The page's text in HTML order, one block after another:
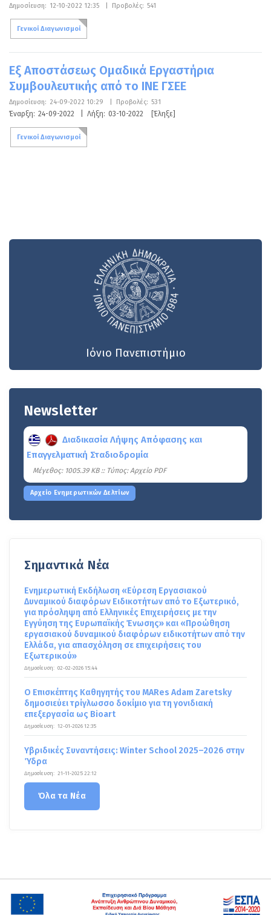
Δημοσίευση: 12-10-2022 12:35 Προβολές: 541
Γενικοί Διαγωνισμοί
Εξ Αποστάσεως Ομαδικά Εργαστήρια
Συμβουλευτικής από το ΙΝΕ ΓΣΕΕ
Δημοσίευση: 24-09-2022 10:29 Προβολές: 531
Έναρξη: 24-09-2022 Λήξη: 03-10-2022 [Έληξε]
Γενικοί Διαγωνισμοί
Ιόνιο Πανεπιστήμιο
Newsletter
Διαδικασία Λήψης Απόφασης και
Επαγγελματική Σταδιοδρομία
Mέγεθος: 1005.39 KB :: Τύπος: Αρχείο PDF
Αρχείο Ενημερωτικών Δελτίων
Σημαντικά Νέα
Ενημερωτική Εκδήλωση «Εύρεση Εργασιακού
Δυναμικού διαφόρων Ειδικοτήτων από το Εξωτερικό,
για πρόσληψη από Ελληνικές Επιχειρήσεις με την
Εγγύηση της Ευρωπαϊκής Ένωσης» και «Προώθηση
εργασιακού δυναμικού διαφόρων ειδικοτήτων από την
Ελλάδα, για απασχόληση σε επιχειρήσεις του
Εξωτερικού»
Δημοσίευση: 02-02-2026 15:44
Ο Επισκέπτης Καθηγητής του MARes Adam Zaretsky
δημοσιεύει τρίγλωσσο δοκίμιο για τη γονιδιακή
επεξεργασία ως Bioart
Δημοσίευση: 12-01-2026 12:35
Υβριδικές Συναντήσεις: Winter School 2025–2026 στην
Ύδρα
Δημοσίευση: 21-11-2025 22:12
Όλα τα Νέα